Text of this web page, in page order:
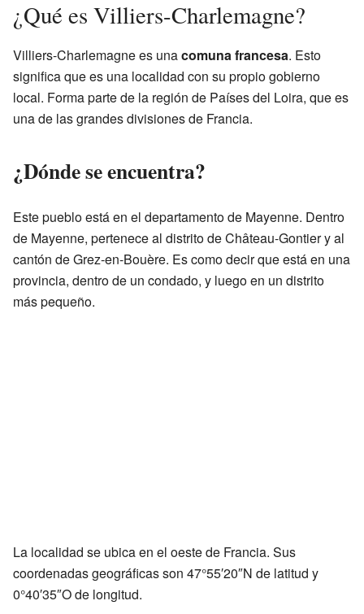
¿Qué es Villiers-Charlemagne?
Villiers-Charlemagne es unacomuna francesa. Esto
significa que es una localidad con su propio gobierno
local. Forma parte de la región de Países del Loira, que es
una de las grandes divisiones de Francia.
¿Dónde se encuentra?
Este pueblo está en el departamento de Mayenne. Dentro
de Mayenne, pertenece al distrito de Château-Gontier y al
cantón de Grez-en-Bouère. Es como decir que está en una
provincia, dentro de un condado, y luego en un distrito
más pequeño.
La localidad se ubica en el oeste de Francia. Sus
coordenadas geográficas son 47°55′20″N de latitud y
0°40′35″O de longitud.